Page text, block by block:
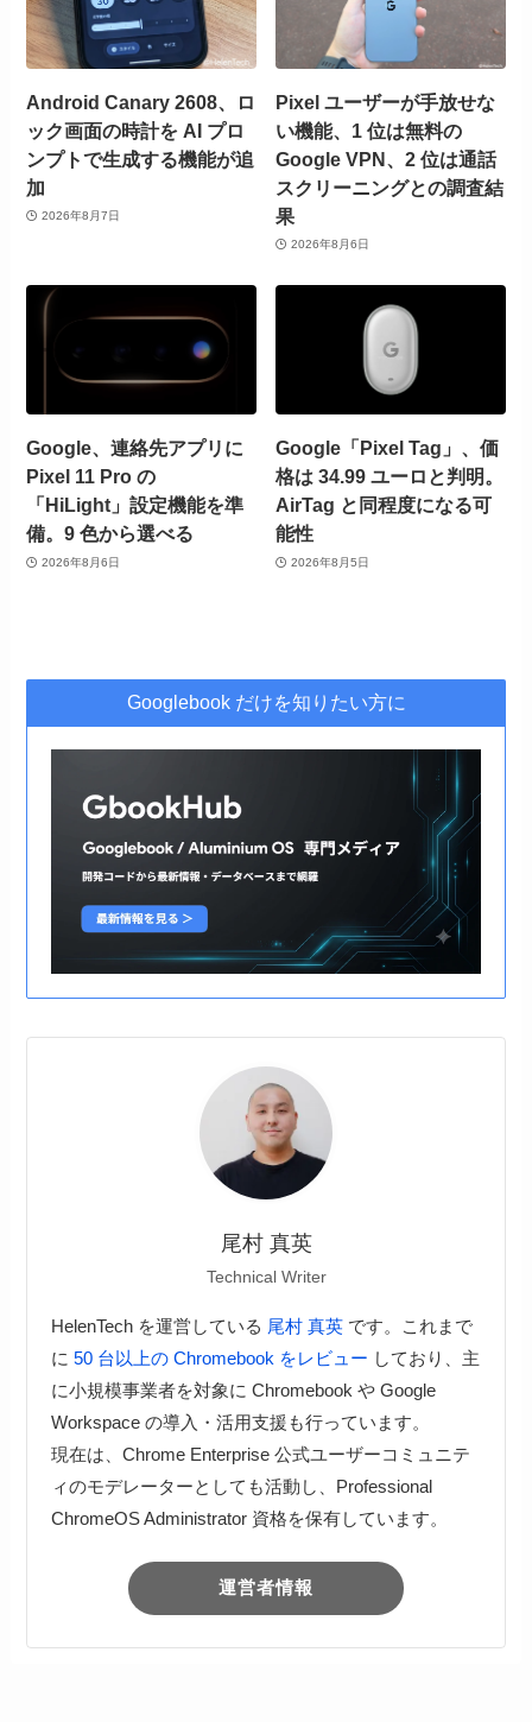
Android Canary 2608、ロ
ック画面の時計を AI プロ
ンプトで生成する機能が追
加
2026年8月7日
Pixel ユーザーが手放せな
い機能、1 位は無料の
Google VPN、2 位は通話
スクリーニングとの調査結
果
2026年8月6日
Google、連絡先アプリに
Pixel 11 Pro の
「HiLight」設定機能を準
備。9 色から選べる
2026年8月6日
Google「Pixel Tag」、価
格は 34.99 ユーロと判明。
AirTag と同程度になる可
能性
2026年8月5日
Googlebook だけを知りたい方に
尾村 真英
Technical Writer
HelenTech を運営している 尾村 真英です。これまで
に 50 台以上の Chromebook をレビュー しており、主
に小規模事業者を対象に Chromebook や Google
Workspace の導入・活用支援も行っています。
現在は、Chrome Enterprise 公式ユーザーコミュニテ
ィのモデレーターとしても活動し、Professional
ChromeOS Administrator 資格を保有しています。
運営者情報